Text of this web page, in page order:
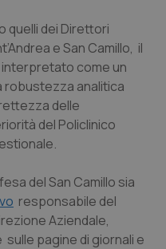
quelli dei Direttori
e San Camillo, il
come un
robustezza analitica
delle
del Policlinico
del San Camillo sia
responsabile del
Aziendale,
pagine di giornali e